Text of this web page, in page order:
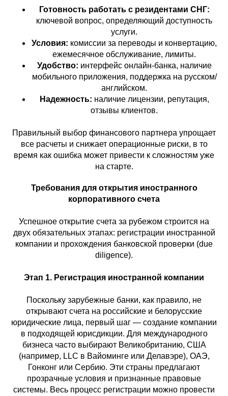
Готовность работать с резидентами СНГ:
ключевой вопрос, определяющий доступность
услуги.
Условия: комиссии за переводы и конвертацию,
ежемесячное обслуживание, лимиты.
Удобство: интерфейс онлайн-банка, наличие
мобильного приложения, поддержка на русском/
английском.
Надежность: наличие лицензии, репутация,
отзывы клиентов.
Правильный выбор финансового партнера упрощает
все расчеты и снижает операционные риски, в то
время как ошибка может привести к сложностям уже
на старте.
Требования для открытия иностранного
корпоративного счета
Успешное открытие счета за рубежом строится на
двух обязательных этапах: регистрации иностранной
компании и прохождения банковской проверки (due
diligence).
Этап 1. Регистрация иностранной компании
Поскольку зарубежные банки, как правило, не
открывают счета на российские и белорусские
юридические лица, первый шаг — создание компании
в подходящей юрисдикции. Для международного
бизнеса часто выбирают Великобританию, США
(например, LLC в Вайоминге или Делавэре), ОАЭ,
Гонконг или Сербию. Эти страны предлагают
прозрачные условия и признанные правовые
системы. Весь процесс регистрации можно провести